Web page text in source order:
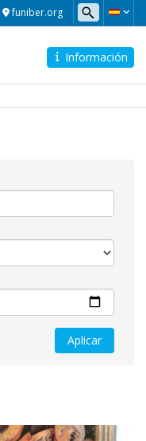
funiber.org
Información